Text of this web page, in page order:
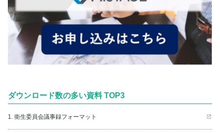
ダウンロード数の多い資料 TOP3
1. 衛生委員会議事録フォーマット